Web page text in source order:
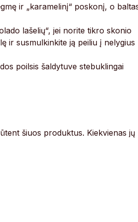
ir „karamelinį“ poskonį, o
lašelių“, jei norite tikro skonio
ir susmulkinkite ją peiliu į nelygius
poilsis šaldytuve stebuklingai
šiuos produktus. Kiekvienas jų